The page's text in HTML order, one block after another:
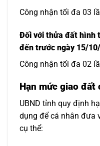
Công nhận tối đa 03
Đối với thửa đất hình
đến trước ngày 15/
Công nhận tối đa 02
Hạn mức giao đất
UBND tỉnh quy định
dụng để cá nhân đưa
cụ thể: